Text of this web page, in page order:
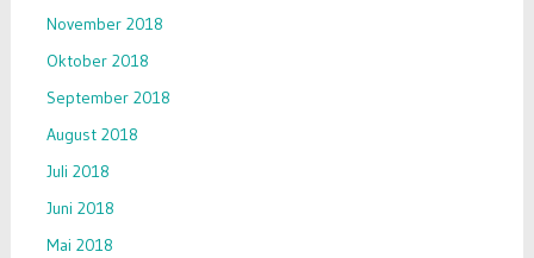
November 2018
Oktober 2018
September 2018
August 2018
Juli 2018
Juni 2018
Mai 2018